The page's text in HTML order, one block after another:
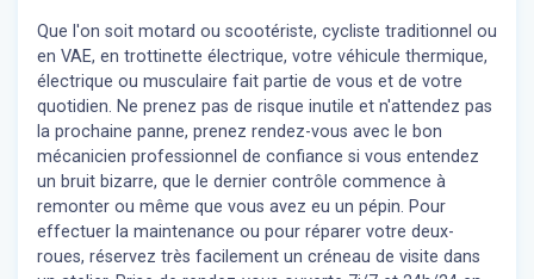
Que l'on soit motard ou scootériste, cycliste traditionnel ou
en VAE, en trottinette électrique, votre véhicule thermique,
électrique ou musculaire fait partie de vous et de votre
quotidien. Ne prenez pas de risque inutile et n'attendez pas
la prochaine panne, prenez rendez-vous avec le bon
mécanicien professionnel de confiance si vous entendez
un bruit bizarre, que le dernier contrôle commence à
remonter ou même que vous avez eu un pépin. Pour
effectuer la maintenance ou pour réparer votre deux-
roues, réservez très facilement un créneau de visite dans